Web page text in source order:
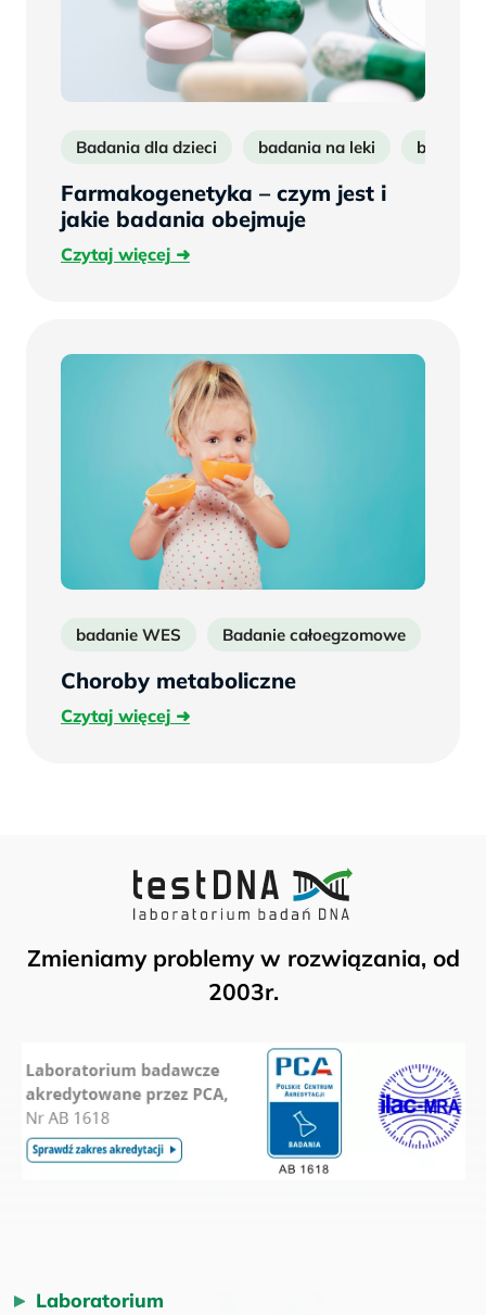
Badania dla dzieci badania na leki badanie
Farmakogenetyka – czym jest i
jakie badania obejmuje
Czytaj więcejCzytaj
badanie WES Badanie całoegzomowe
Choroby metaboliczne
Czytaj więcejCzytaj
Zmieniamy problemy w rozwiązania, od
2003r.
Laboratorium